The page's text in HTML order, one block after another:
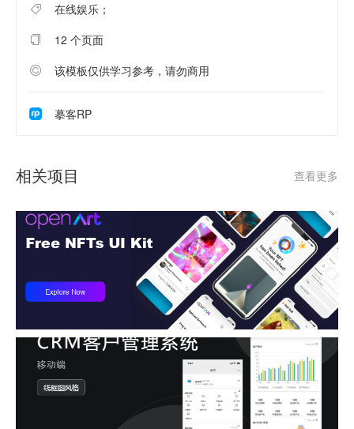
在线娱乐；
12 个页面
该模板仅供学习参考，请勿商用
摹客RP
相关项目 查看更多